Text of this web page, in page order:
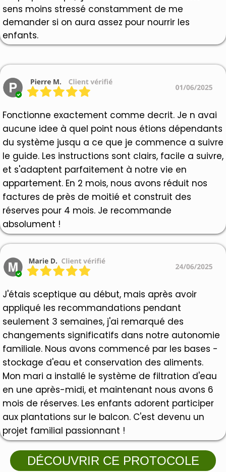
sens moins stressé constamment de me
demander si on aura assez pour nourrir les
enfants.
Fonctionne exactement comme decrit. Je n avai
aucune idee à quel point nous étions dépendants
du système jusqu a ce que je commence a suivre
le guide. Les instructions sont clairs, facile a suivre,
et s'adaptent parfaitement à notre vie en
appartement. En 2 mois, nous avons réduit nos
factures de près de moitié et construit des
réserves pour 4 mois. Je recommande
absolument !
J'étais sceptique au début, mais après avoir
appliqué les recommandations pendant
seulement 3 semaines, j'ai remarqué des
changements significatifs dans notre autonomie
familiale. Nous avons commencé par les bases -
stockage d'eau et conservation des aliments.
Mon mari a installé le système de filtration d'eau
en une après-midi, et maintenant nous avons 6
mois de réserves. Les enfants adorent participer
aux plantations sur le balcon. C'est devenu un
projet familial passionnant !
DÉCOUVRIR CE PROTOCOLE